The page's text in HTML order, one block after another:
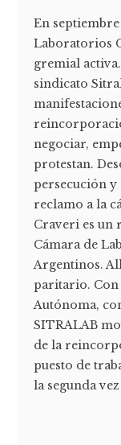
En
Laboratorios
gremial
sindicato
negociar,
protestan.
persecución
reclamo a la
Craveri es un
Cámara de
Argentinos.
paritario. Con
Autónoma,
SITRALAB
de la
puesto de
la segunda